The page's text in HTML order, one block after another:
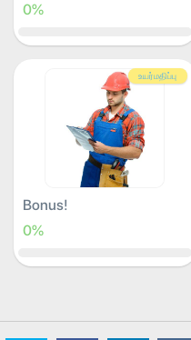
0%
உயர்மதிப்பு
Bonus!
0%